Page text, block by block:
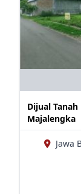
Dijual
Majalengka
Jawa